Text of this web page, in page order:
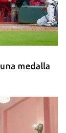
los
las
medalla